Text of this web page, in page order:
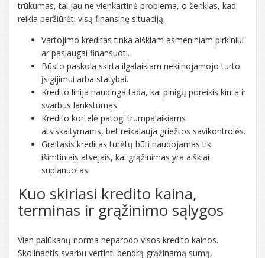
trūkumas, tai jau ne vienkartinė problema, o ženklas, kad
reikia peržiūrėti visą finansinę situaciją.
Vartojimo kreditas tinka aiškiam asmeniniam pirkiniui
ar paslaugai finansuoti.
Būsto paskola skirta ilgalaikiam nekilnojamojo turto
įsigijimui arba statybai.
Kredito linija naudinga tada, kai pinigų poreikis kinta ir
svarbus lankstumas.
Kredito kortelė patogi trumpalaikiams
atsiskaitymams, bet reikalauja griežtos savikontrolės.
Greitasis kreditas turėtų būti naudojamas tik
išimtiniais atvejais, kai grąžinimas yra aiškiai
suplanuotas.
Kuo skiriasi kredito kaina,
terminas ir grąžinimo sąlygos
Vien palūkanų norma neparodo visos kredito kainos.
Skolinantis svarbu vertinti bendrą grąžinamą sumą,